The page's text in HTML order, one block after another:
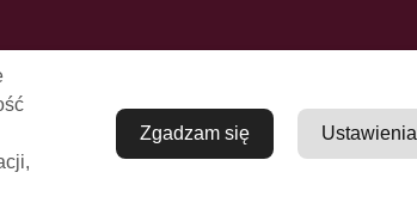
© Pro-Fryz.pl 2021-2026
Zgadzam się Ustawienia